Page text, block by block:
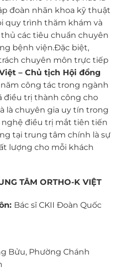
đoàn nhãn khoa kỹ thuật
quy trình thăm khám và
các tiêu chuẩn chuyên
bệnh viện.Đặc biệt,
chuyên môn trực tiếp
– Chủ tịch Hội đồng
năm công tác trong ngành
điều trị thành công cho
là chuyên gia uy tín trong
điều trị mắt tiên tiến
tại trung tâm chính là sự
lượng cho mỗi khách
TÂM ORTHO-K VIỆT
Bác sĩ CKII Đoàn Quốc
Bửu, Phường Chánh